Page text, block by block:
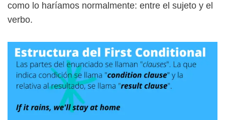
como lo haríamos normalmente: entre el sujeto y el
verbo.